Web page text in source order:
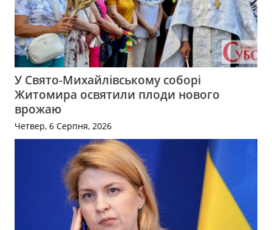
У Свято-Михайлівському соборі
Житомира освятили плоди нового
врожаю
Четвер, 6 Серпня, 2026